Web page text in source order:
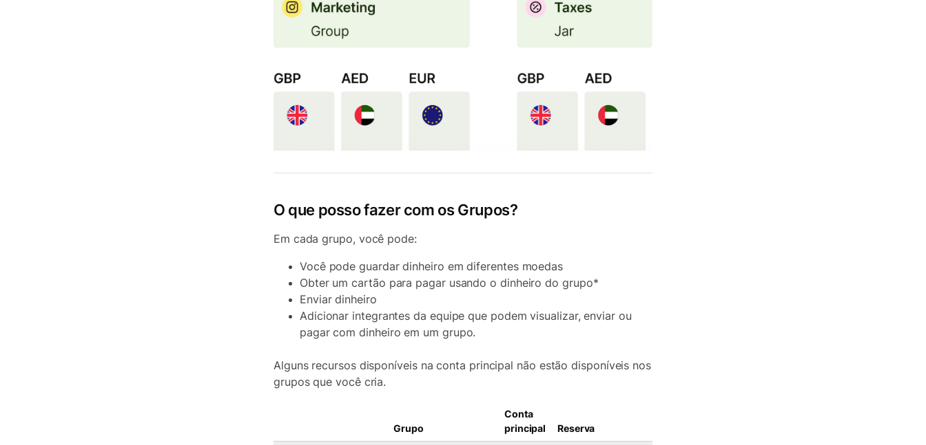
O que posso fazer com os Grupos?
Em cada grupo, você pode:
Você pode guardar dinheiro em diferentes moedas
Obter um cartão para pagar usando o dinheiro do grupo*
Enviar dinheiro
Adicionar integrantes da equipe que podem visualizar, enviar ou
pagar com dinheiro em um grupo.
Alguns recursos disponíveis na conta principal não estão disponíveis nos
grupos que você cria.
Grupo
Conta
principal
Reserva